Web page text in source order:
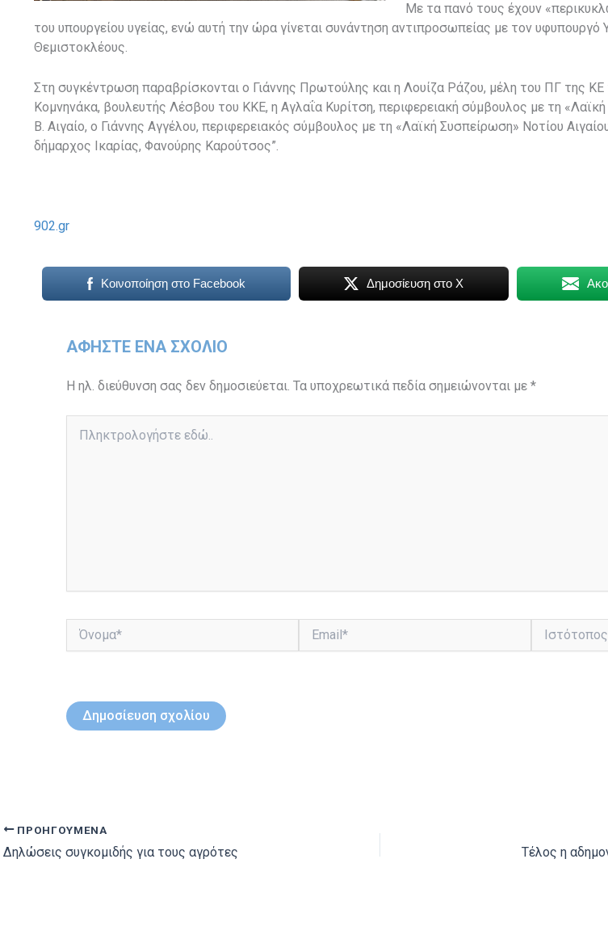
Με τα πανό τους έχουν
του υπουργείου υγείας, ενώ αυτή την ώρα γίνεται συνάντηση αντιπροσωπείας με τον υφυπουργό
Θεμιστοκλέους.
Στη συγκέντρωση παραβρίσκονται ο Γιάννης Πρωτούλης και η Λουίζα Ράζου, μέλη του ΠΓ της
Κομνηνάκα, βουλευτής Λέσβου του ΚΚΕ, η Αγλαΐα Κυρίτση, περιφερειακή σύμβουλος με τη
Β. Αιγαίο, ο Γιάννης Αγγέλου, περιφερειακός σύμβουλος με τη «Λαϊκή Συσπείρωση» Νοτίου
δήμαρχος Ικαρίας, Φανούρης Καρούτσος”.
902.gr
Κοινοποίηση στο Facebook Δημοσίευση στο X
ΑΦΉΣΤΕ ΈΝΑ ΣΧΌΛΙΟ
Η ηλ. διεύθυνση σας δεν δημοσιεύεται. Τα υποχρεωτικά πεδία σημειώνονται με *
εδώ..
Όνομα* Ιστότοπος
ΠΡΟΗΓΟΎΜΕΝΑ
Δηλώσεις συγκομιδής για τους αγρότες Τέλος η